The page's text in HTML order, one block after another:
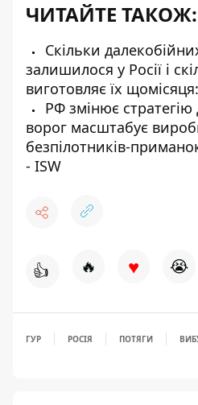
ЧИТАЙТЕ ТАКОЖ:
Скільки
залишилося у Росії і
виготовляє їх
РФ змінює стратегію
ворог масштабує
безпілотників-
- ISW
👍 🔥 ♥ 😭
ГУР РОСІЯ ПОТЯГИ